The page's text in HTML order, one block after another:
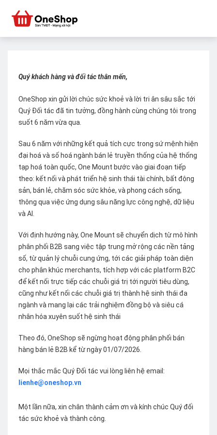
Quý khách hàng và đối tác thân mến,
OneShop xin gửi lời chúc sức khoẻ và lời tri ân sâu sắc tới
Quý Đối tác đã tin tưởng, đồng hành cùng chúng tôi trong
suốt 6 năm vừa qua.
Sau 6 năm với những kết quả tích cực trong sứ mệnh hiện
đại hoá và số hoá ngành bán lẻ truyền thống của hệ thống
tạp hoá toàn quốc, One Mount bước vào giai đoạn tiếp
theo: kết nối và phát triển hệ sinh thái tài chính, bất động
sản, bán lẻ, chăm sóc sức khỏe, và phong cách sống,
thông qua việc ứng dụng sâu năng lực công nghệ, dữ liệu
và AI.
Với định hướng này, One Mount sẽ chuyển dịch từ mô hình
phân phối B2B sang việc tập trung mở rộng các nền tảng
số, từ quản lý chuỗi cung ứng, tới các giải pháp toàn diện
cho phân khúc merchants, tích hợp với các platform B2C
để kết nối trực tiếp các chuỗi giá trị tới người tiêu dùng,
cũng như kết nối các chuỗi giá trị thành hệ sinh thái đa
ngành và mang lại các trải nghiệm đồng bộ và siêu cá
nhân hóa xuyên suốt hệ sinh thái
Theo đó, OneShop sẽ ngừng hoạt động phân phối bán
hàng bán lẻ B2B kể từ ngày 01/07/2026.
Mọi thắc mắc Quý Đối tác vui lòng liên hệ email:
lienhe@oneshop.vn
Một lần nữa, xin chân thành cảm ơn và kính chúc Quý đối
tác sức khoẻ và thành công.